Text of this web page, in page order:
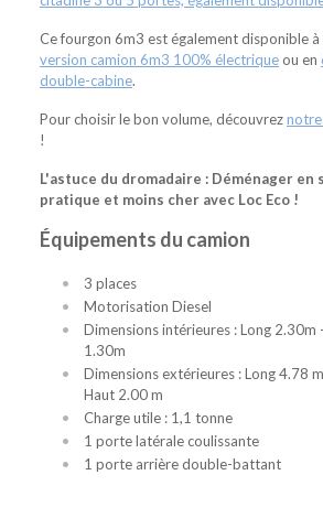
Ce fourgon 6m3 est également disponible à
version camion 6m3 100% électrique ou en
double-cabine.
Pour choisir le bon volume, découvrez
!
L'astuce du dromadaire : Déménager en
pratique et moins cher avec Loc Eco !
Équipements du camion
3 places
Motorisation Diesel
Dimensions intérieures : Long 2.30m
1.30m
Dimensions extérieures : Long 4.78
Haut 2.00 m
Charge utile : 1,1 tonne
1 porte latérale coulissante
1 porte arrière double-battant